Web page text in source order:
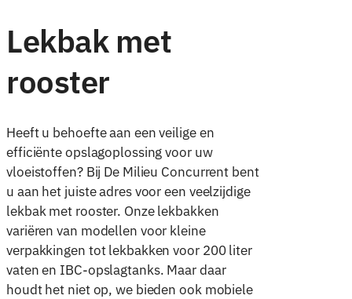
Lekbak met
rooster
Heeft u behoefte aan een veilige en
efficiënte opslagoplossing voor uw
vloeistoffen? Bij De Milieu Concurrent bent
u aan het juiste adres voor een veelzijdige
lekbak met rooster. Onze lekbakken
variëren van modellen voor kleine
verpakkingen tot lekbakken voor 200 liter
vaten en IBC-opslagtanks. Maar daar
houdt het niet op, we bieden ook mobiele